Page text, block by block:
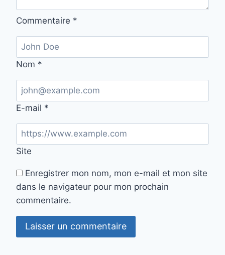
Commentaire *
Nom *
E-mail *
Site
Enregistrer mon nom, mon e-mail et mon site
dans le navigateur pour mon prochain
commentaire.